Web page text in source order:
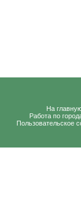
На
Работа по
Пользовательское